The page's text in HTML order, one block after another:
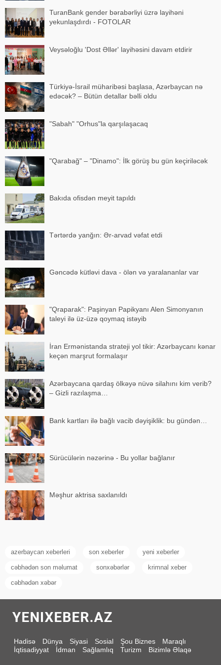
TuranBank gender bərabərliyi üzrə layihəni
yekunlaşdırdı - FOTOLAR
Veysəloğlu 'Dost Əllər' layihəsini davam etdirir
Türkiyə-İsrail müharibəsi başlasa, Azərbaycan nə
edəcək? – Bütün detallar bəlli oldu
"Sabah" "Orhus"la qarşılaşacaq
"Qarabağ" – "Dinamo": İlk görüş bu gün keçiriləcək
Bakıda ofisdən meyit tapıldı
Tərtərdə yanğın: Ər-arvad vəfat etdi
Gəncədə kütləvi dava - ölən və yaralananlar var
"Qraparak": Paşinyan Papikyanı Alen Simonyanın
taleyi ilə üz-üzə qoymaq istəyib
İran Ermənistanda strateji yol tikir: Azərbaycanı kənar
keçən marşrut formalaşır
Azərbaycana qardaş ölkəyə nüvə silahını kim verib?
– Gizli razılaşma…
Bank kartları ilə bağlı vacib dəyişiklik: bu gündən…
Sürücülərin nəzərinə - Bu yollar bağlanır
Məşhur aktrisa saxlanıldı
azerbaycan xeberleri son xeberler yeni xeberler
cəbhədən son məlumat sonxəbərlər krimnal xeber
cəbhədən xəbər
Hadisə Dünya Siyasi Sosial Şou Biznes
Maraqlı
İqtisadiyyat
İdman Sağlamlıq Turizm Bizimlə Əlaqə